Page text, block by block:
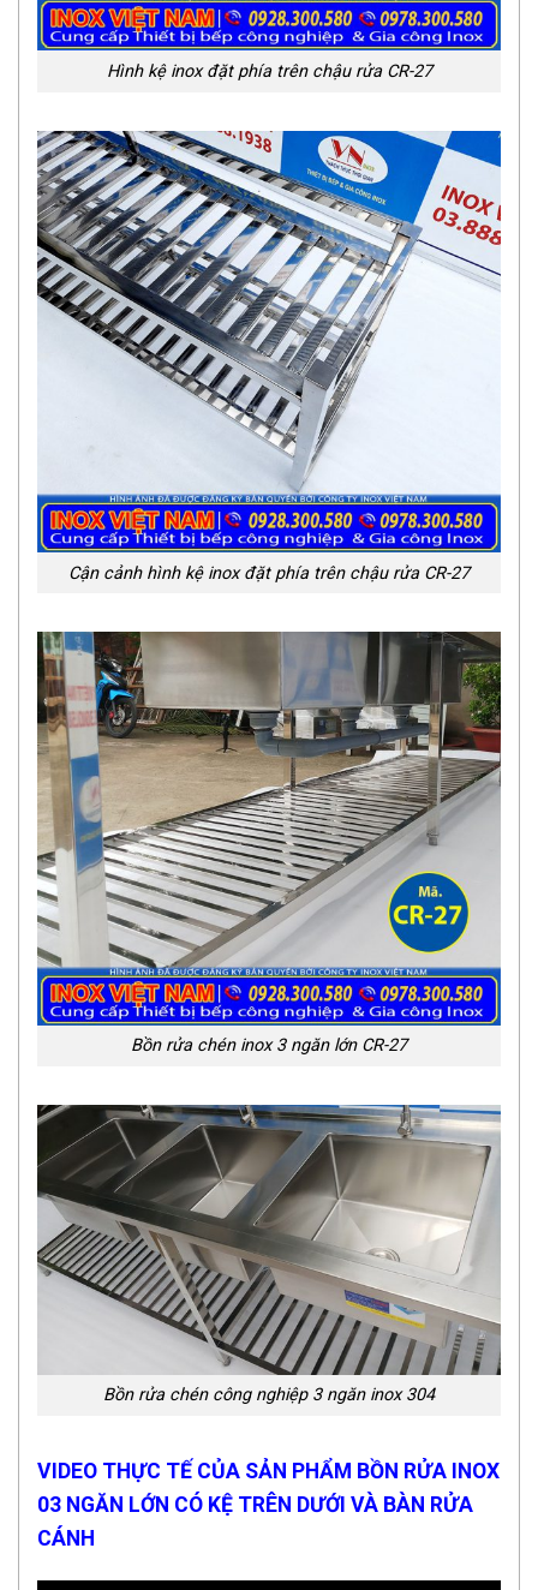
Hình kệ inox đặt phía trên chậu rửa CR-27
Cận cảnh hình kệ inox đặt phía trên chậu rửa CR-27
Bồn rửa chén inox 3 ngăn lớn CR-27
Bồn rửa chén công nghiệp 3 ngăn inox 304
VIDEO THỰC TẾ CỦA SẢN PHẨM BỒN RỬA INOX
03 NGĂN LỚN CÓ KỆ TRÊN DƯỚI VÀ BÀN RỬA
CÁNH